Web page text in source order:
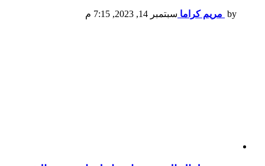
by مريم كراما سبتمبر 14, 2023, 7:15 م